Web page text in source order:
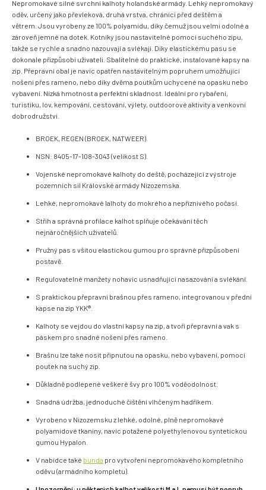
Nepromokavé silné svrchní kalhoty holandské armády. Lehký nepromokavý
oděv, určený jako převleková, druhá vrstva, chránící před deštěm a
větrem. Jsou vyrobeny ze 100% polyamidu, díky čemuž jsou velmi odolné a
zároveň jemné na dotek. Kotníky jsou nastavitelné pomocí suchého zipu,
takže se rychle a snadno nazouvají a svlékají. Díky elastickému pasu se
dokonale přizpůsobí uživateli. Sbalitelné do praktické, instalované kapsy na
zip. Přepravní obal je navíc opatřen nastavitelným popruhem umožňující
nošení přes rameno, nebo díky dvěma poutkům uchycené na opasku nebo
vybavení. Nízká hmotnost a perfektní skladnost. Ideální pro rybaření,
turistiku, lov, kempování, cestování, výlety, outdoorové aktivity a venkovní
dobrodružství.
BROEK, REGEN (BROEK, NATWEER).
NSN: 8405-17-108-3043 (velikost S).
Vojenské nepromokavé kalhoty do deště, pocházející z výstroje
pozemních sil Královské armády Nizozemska.
Lehké, nepromokavé lalhoty do mokrého a nepříznivého počasí.
Střih a správná profilace kalhot splňuje očekávání těch
nejnáročnějších uživatelů.
Pružný pas s všitou elastickou gumou pro správné přizpůsobení
postavě.
Regulovatelné manžety nohavic usnadňující nasazování a svlékání.
S praktickou přepravní brašnou přes rameno, integrovanou v přední
kapse na zip YKK®.
Kalhoty se vejdou do vlastní kapsy na zip, a tvoří přepravní a vak s
páskem pro snadné nošení přes rameno.
Brašnu lze také nosit připnutou na opasku, nebo vybavení, pomocí
poutek na suchý zip.
Důkladně podlepené veškeré švy pro 100% voděodolnost.
Snadná údržba, jednoduché čištění vlhčeným hadříkem.
Vyrobeno v Nizozemsku z lehké, odolné, plně nepromokavé
polyamidové tkaniny, navíc potažené polyethylenovou syntetickou
gumou Hypalon.
V nabídce také bunda pro vytvoření nepromokavého kompletního
oděvu (armádního kompletu).